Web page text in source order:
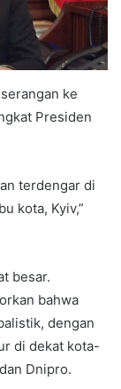
ke
Presiden
terdengar di
kota, Kyiv,”
besar.
bahwa
dengan
di dekat kota-
Dnipro.